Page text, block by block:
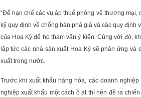
“Để hạn chế các vụ áp thuế phòng vệ thương
kỹ quy định về chống bán phá giá và các quy
của Hoa Kỳ để họ tham vấn ý kiến. Cùng với đó,
lập tức các nhà sản xuất Hoa Kỳ sẽ phản ứng
xuất trong nước.
Trước khi xuất khẩu hàng hóa, các doanh
nghiệp xuất khẩu một cách ồ ạt thì nên đề ra